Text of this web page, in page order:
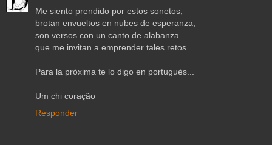
Me siento prendido por estos sonetos,
brotan envueltos en nubes de esperanza,
son versos con un canto de alabanza
que me invitan a emprender tales retos.
Para la próxima te lo digo en portugués...
Um chi coração
Responder